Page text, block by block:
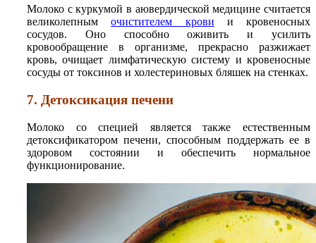
Молоко с куркумой в аювердической медицине считается
великолепнымочистителем крови и кровеносных
сосудов. Оно способно оживить и усилить
кровообращение в организме, прекрасно разжижает
кровь, очищает лимфатическую систему и кровеносные
сосуды от токсинов и холестериновых бляшек на стенках.
7. Детоксикация печени
Молоко со специей является также естественным
детоксификатором печени, способным поддержать ее в
здоровом состоянии и обеспечить нормальное
функционирование.